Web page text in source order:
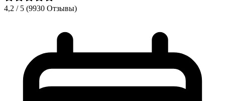
4,2 / 5 (9930 Отзывы)